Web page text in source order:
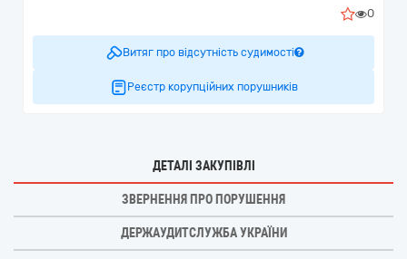
0
Витяг про відсутність судимості
Реєстр корупційних порушників
ДЕТАЛІ ЗАКУПІВЛІ
ЗВЕРНЕННЯ ПРО ПОРУШЕННЯ
ДЕРЖАУДИТСЛУЖБА УКРАЇНИ